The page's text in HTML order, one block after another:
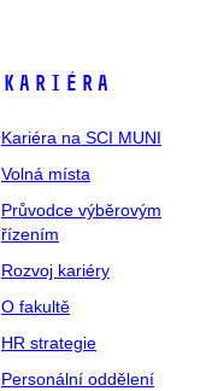
Kariéra
Kariéra na SCI MUNI
Volná místa
Průvodce výběrovým
řízením
Rozvoj kariéry
O fakultě
HR strategie
Personální oddělení